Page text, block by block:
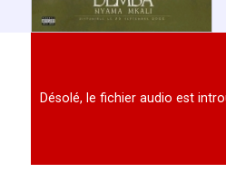
Désolé, le fichier audio est